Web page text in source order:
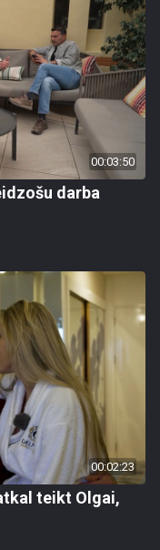
00:03:50
darba
00:02:23
teikt Olgai,